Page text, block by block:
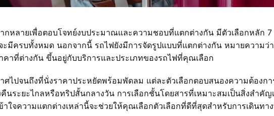
กหลายเพื่อตอบโจทย์งบประมาณและความชอบที่แตกต่างกัน มีตัวเลือกหลัก 7
มีครบทั้งหมด นอกจากนี้ รถไฟยังมีการจัดรูปแบบที่แตกต่างกัน หมายความว่
คาที่ต่างกัน ขึ้นอยู่กับบริการและประเภทของรถไฟที่คุณเลือก
ศไปจนถึงที่นั่งราคาประหยัดพร้อมพัดลม แต่ละตัวเลือกตอบสนองความต้องกา
นระยะไกลหรือทริปสั้นกลางวัน การเลือกชั้นโดยสารที่เหมาะสมเป็นสิ่งสำคัญ
ใจความแตกต่างเหล่านี้จะช่วยให้คุณเลือกตัวเลือกที่ดีที่สุดสำหรับการเดินทา